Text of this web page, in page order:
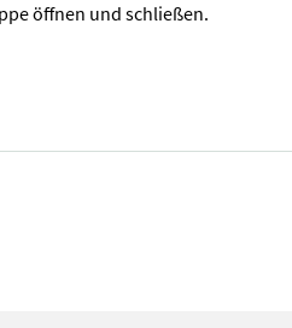
öffnen und schließen.